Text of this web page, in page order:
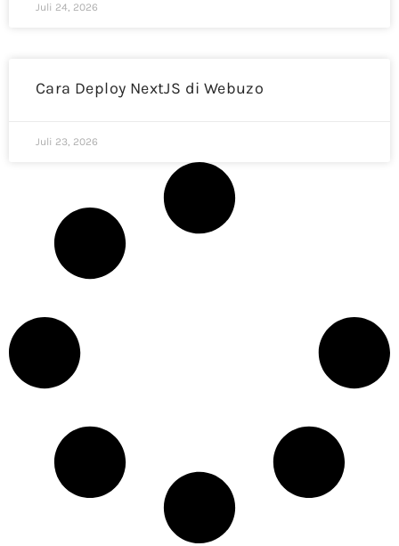
Juli 24, 2026
Cara Deploy NextJS di Webuzo
Juli 23, 2026